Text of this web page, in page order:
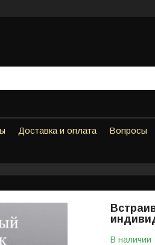
Доставка и оплата Вопросы
В наличии